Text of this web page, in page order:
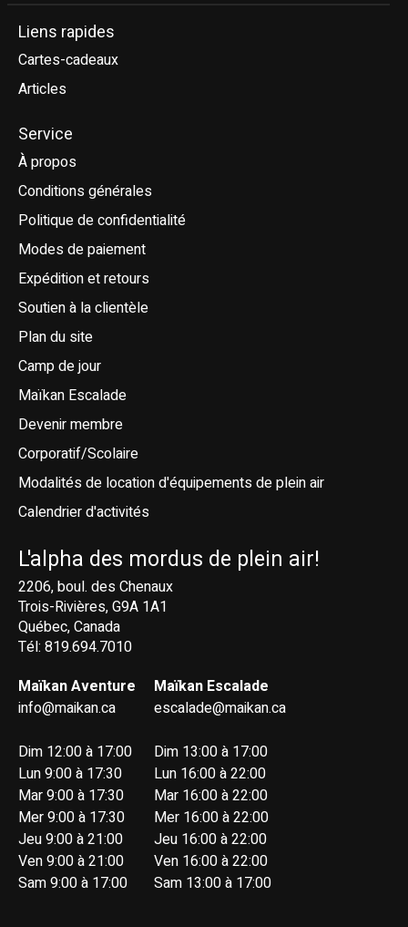
Liens rapides
Cartes-cadeaux
Articles
Service
À propos
Conditions générales
Politique de confidentialité
Modes de paiement
Expédition et retours
Soutien à la clientèle
Plan du site
Camp de jour
Maïkan Escalade
Devenir membre
Corporatif/Scolaire
Modalités de location d'équipements de plein air
Calendrier d'activités
L'alpha des mordus de plein air!
2206, boul. des Chenaux
Trois-Rivières, G9A 1A1
Québec, Canada
Tél: 819.694.7010
Maïkan Aventure
info@maikan.ca
Dim 12:00 à 17:00
Lun 9:00 à 17:30
Mar 9:00 à 17:30
Mer 9:00 à 17:30
Jeu 9:00 à 21:00
Ven 9:00 à 21:00
Sam 9:00 à 17:00
Maïkan Escalade
escalade@maikan.ca
Dim 13:00 à 17:00
Lun 16:00 à 22:00
Mar 16:00 à 22:00
Mer 16:00 à 22:00
Jeu 16:00 à 22:00
Ven 16:00 à 22:00
Sam 13:00 à 17:00